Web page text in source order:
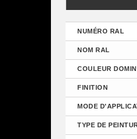
NUMÉRO RAL
NOM RAL
COULEUR
FINITION
MODE
TYPE DE